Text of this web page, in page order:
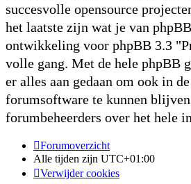
succesvolle opensource
het laatste zijn wat je van
ontwikkeling voor phpBB 3.3
volle gang. Met de hele phpBB
er alles aan gedaan om ook in
forumsoftware te kunnen blijven
forumbeheerders over het hele
Forumoverzicht
Alle tijden zijn UTC+01:00
Verwijder cookies